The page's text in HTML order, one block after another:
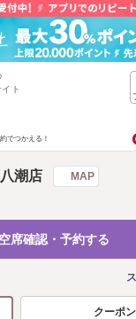
ト
でつかえる！
潮店 MAP
空席確認・予約する
クーポ